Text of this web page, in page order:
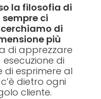
la filosofia di
ci
di
più
di apprezzare
di
di esprimere al
dietro ogni
cliente.